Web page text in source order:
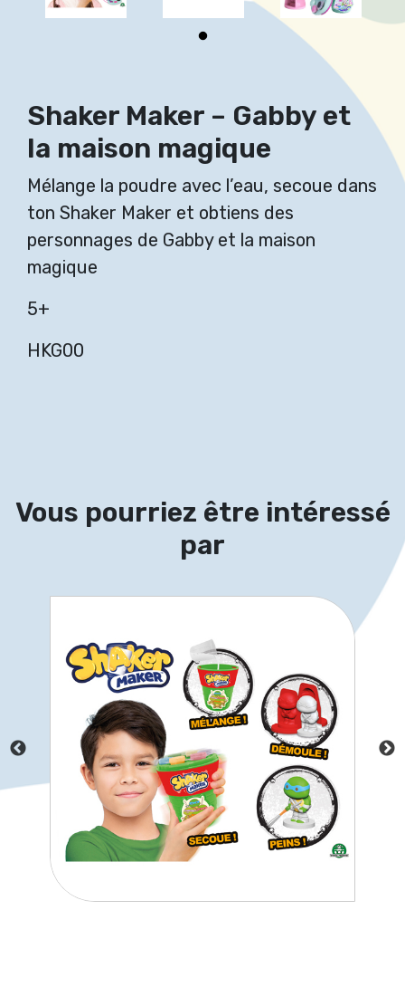
Shaker Maker – Gabby et
la maison magique
Mélange la poudre avec l’eau, secoue dans
ton Shaker Maker et obtiens des
personnages de Gabby et la maison
magique
5+
HKG00
Vous pourriez être intéressé
par